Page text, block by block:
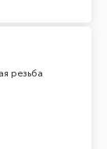
резьба